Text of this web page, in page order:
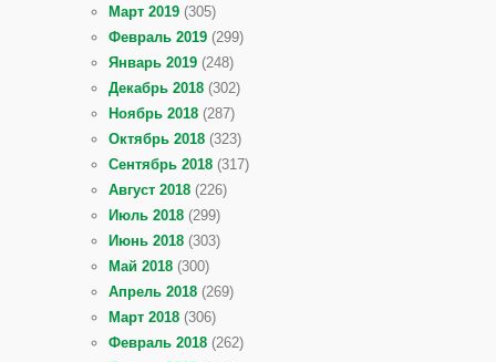
Март 2019 (305)
Февраль 2019 (299)
Январь 2019 (248)
Декабрь 2018 (302)
Ноябрь 2018 (287)
Октябрь 2018 (323)
Сентябрь 2018 (317)
Август 2018 (226)
Июль 2018 (299)
Июнь 2018 (303)
Май 2018 (300)
Апрель 2018 (269)
Март 2018 (306)
Февраль 2018 (262)